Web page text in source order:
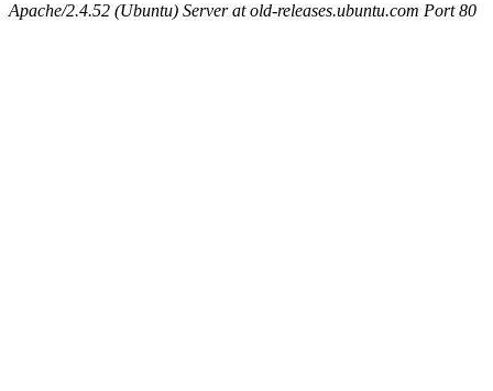
Apache/2.4.52 (Ubuntu) Server at old-releases.ubuntu.com Port 80